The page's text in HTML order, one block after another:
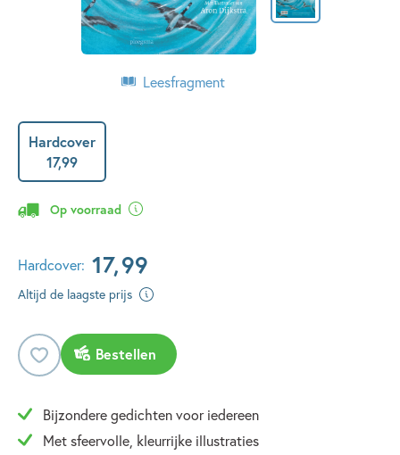
Leesfragment
Hardcover
17,99
Op voorraad
Hardcover: 17,99
Altijd de laagste prijs
Bestellen
Bijzondere gedichten voor iedereen
Met sfeervolle, kleurrijke illustraties